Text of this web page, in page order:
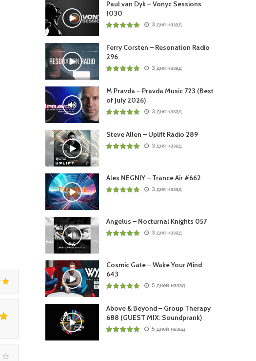
Paul van Dyk – Vonyc Sessions
1030
3 дня назад
Ferry Corsten – Resonation Radio
296
3 дня назад
M.Pravda – Pravda Music 723 (Best
of July 2026)
3 дня назад
Steve Allen – Uplift Radio 289
3 дня назад
Alex NEGNIY – Trance Air #662
3 дня назад
Angelus – Nocturnal Knights 057
3 дня назад
Cosmic Gate – Wake Your Mind
643
5 дней назад
Above & Beyond – Group Therapy
688 (GUEST MIX: Soundprank)
5 дней назад